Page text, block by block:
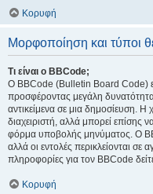
Κορυφή
Μορφοποίηση και τύποι
Τι είναι ο BBCode;
Ο BBCode (Bulletin Board Code)
προσφέροντας μεγάλη
αντικείμενα σε μια δημοσίευση.
διαχειριστή, αλλά μπορεί επίσης
φόρμα υποβολής μηνύματος. Ο
αλλά οι εντολές περικλείονται σε
πληροφορίες για τον BBCode
Κορυφή